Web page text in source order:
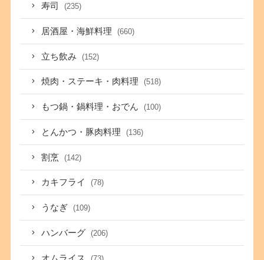
寿司 (235)
居酒屋・海鮮料理 (660)
立ち飲み (152)
焼肉・ステーキ・肉料理 (518)
もつ鍋・鍋料理・おでん (100)
とんかつ・豚肉料理 (136)
割烹 (142)
カキフライ (78)
うなぎ (109)
ハンバーグ (206)
オムライス